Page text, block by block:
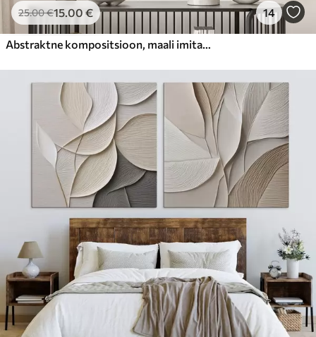
25.00€15.00 € 14
Abstraktne kompositsioon, maali imitatsioon